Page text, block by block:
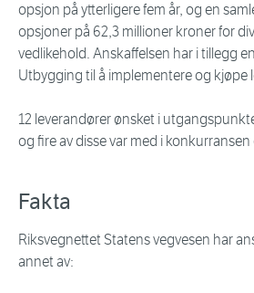
opsjon på ytterligere fem år, og en
opsjoner på 62,3 millioner kroner for
vedlikehold. Anskaffelsen har i tillegg
Utbygging til å implementere og kjøpe
12 leverandører ønsket i
og fire av disse var med i
Fakta
Riksvegnettet Statens vegvesen har
annet av: